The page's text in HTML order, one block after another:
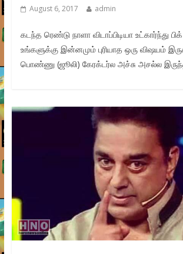
August 6, 2017 admin
கடந்த ரெண்டு நாளா விடாப்பிடியா உட்கார்ந்து
உங்களுக்கு இன்னமும் புரியாத ஒரு விஷயம்
பொண்ணு (ஜூலி) கேரக்டர்ல அச்சு அசல்ல